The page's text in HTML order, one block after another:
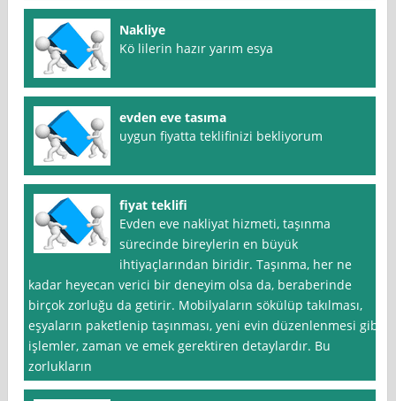
Nakliye
Kö lilerin hazır yarım esya
evden eve tasıma
uygun fiyatta teklifinizi bekliyorum
fiyat teklifi
Evden eve nakliyat hizmeti, taşınma
sürecinde bireylerin en büyük
ihtiyaçlarından biridir. Taşınma, her ne
kadar heyecan verici bir deneyim olsa da, beraberinde
birçok zorluğu da getirir. Mobilyaların sökülüp takılması,
eşyaların paketlenip taşınması, yeni evin düzenlenmesi gibi
işlemler, zaman ve emek gerektiren detaylardır. Bu
zorlukların